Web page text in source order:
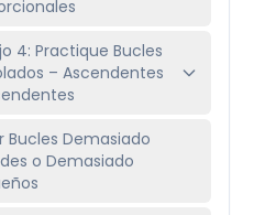
4: Practique Bucles
– Ascendentes
Bucles Demasiado
o Demasiado